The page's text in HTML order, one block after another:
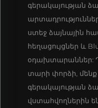
գերակայության
ստեջ ձայնային
հեղացույցներ և
օդախտարաններ:
տարի փորձի,
գերակայության
վստահվողներին